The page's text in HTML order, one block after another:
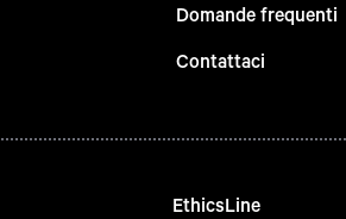
Domande frequenti
Contattaci
EthicsLine